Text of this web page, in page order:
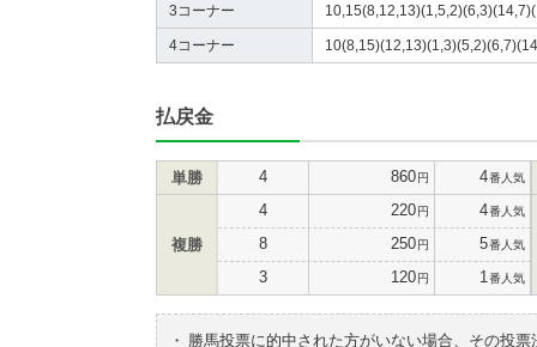
3コーナー 10,15(8,12,13)(1,5,2)(6,3)(14,7)(
4コーナー
払戻金
単勝 4 860円 4番人気
複勝
4 220円 4番人気
8 250円 5番人気
3 120円 1 番人気
・
勝馬投票に的中された方がいない場合、その投